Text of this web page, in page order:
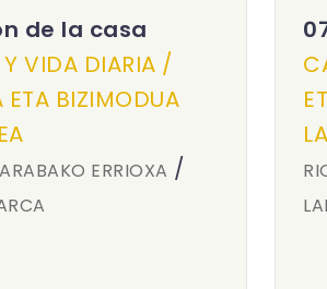
de la casa
VIDA DIARIA /
ETA BIZIMODUA
ERRIOXA /